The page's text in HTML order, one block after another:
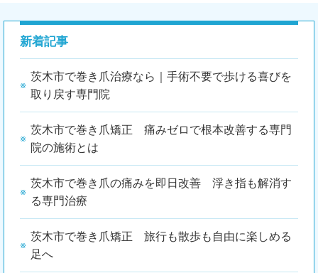
新着記事
茨木市で巻き爪治療なら｜手術不要で歩ける喜びを
取り戻す専門院
茨木市で巻き爪矯正 痛みゼロで根本改善する専門
院の施術とは
茨木市で巻き爪の痛みを即日改善 浮き指も解消す
る専門治療
茨木市で巻き爪矯正 旅行も散歩も自由に楽しめる
足へ